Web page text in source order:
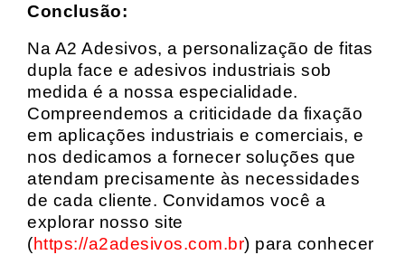
Conclusão:
Na A2 Adesivos, a personalização de fitas
dupla face e adesivos industriais sob
medida é a nossa especialidade.
Compreendemos a criticidade da fixação
em aplicações industriais e comerciais, e
nos dedicamos a fornecer soluções que
atendam precisamente às necessidades
de cada cliente. Convidamos você a
explorar nosso site
(https://a2adesivos.com.br) para conhecer